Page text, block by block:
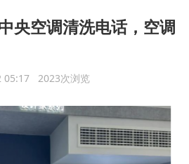
央空调清洗电话，空调
05:17 2023次浏览